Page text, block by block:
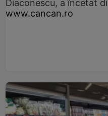
Diaconescu, a încetat
www.cancan.ro